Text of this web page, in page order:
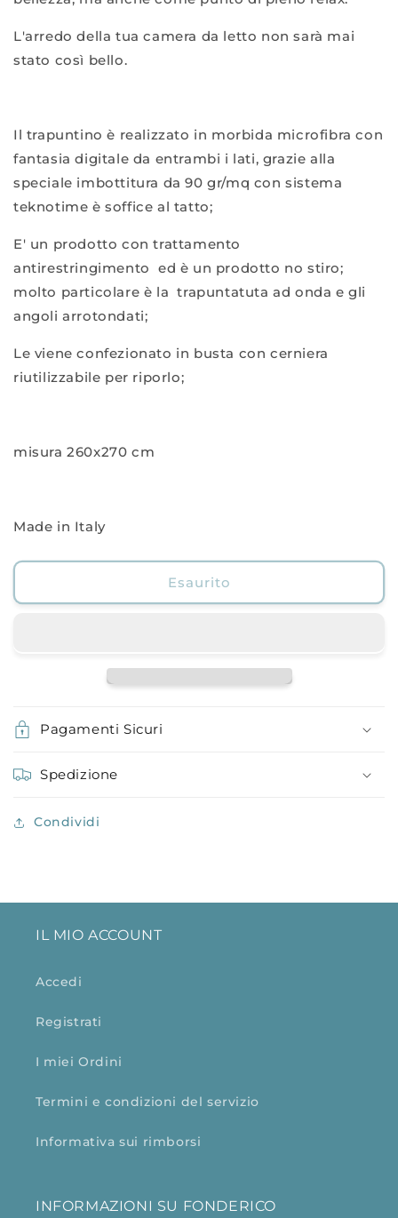
L'arredo della tua camera da letto non sarà mai
stato così bello.
Il trapuntino è realizzato in morbida microfibra con
fantasia digitale da entrambi i lati, grazie alla
speciale imbottitura da 90 gr/mq con sistema
teknotime è soffice al tatto;
E' un prodotto con trattamento
antirestringimento ed è un prodotto no stiro;
molto particolare è la trapuntatuta ad onda e gli
angoli arrotondati;
Le viene confezionato in busta con cerniera
riutilizzabile per riporlo;
misura 260x270 cm
Made in Italy
Esaurito
Pagamenti Sicuri
Spedizione
Condividi
IL MIO ACCOUNT
Accedi
Registrati
I miei Ordini
Termini e condizioni del servizio
Informativa sui rimborsi
INFORMAZIONI SU FONDERICO